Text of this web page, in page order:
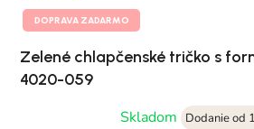
DOPRAVA ZADARMO
Zelené chlapčenské tričko s
4020-059
Skladom
Dodanie od